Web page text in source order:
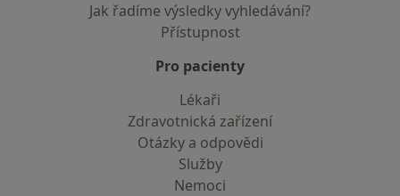
Jak řadíme výsledky vyhledávání?
Přístupnost
Pro pacienty
Lékaři
Zdravotnická zařízení
Otázky a odpovědi
Služby
Nemoci